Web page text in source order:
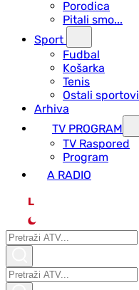
Porodica
Pitali smo...
Sport
Fudbal
Košarka
Tenis
Ostali sportovi
Arhiva
TV PROGRAM
ТV Raspored
Program
A RADIO
L